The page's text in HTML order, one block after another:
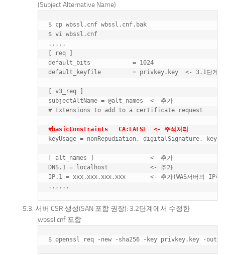
(Subject Alternative Name)
$ cp wbssl.cnf wbssl.cnf.bak
$ vi wbssl.cnf
.....
[ req ]
default_bits            = 1024
default_keyfile         = privkey.key  <- 3.1단계에서
[ v3_req ]
subjectAltName = @alt_names  <- 추가
# Extensions to add to a certificate request
#basicConstraints = CA:FALSE  <- 주석처리
keyUsage = nonRepudiation, digitalSignature,
[ alt_names ]                <- 추가
DNS.1 = localhost            <- 추가
IP.1 = xxx.xxx.xxx.xxx       <- 추가(WAS서버의 IP주
서버 CSR 생성(SAN 포함 권장): 3.2단계에서 수정한
wbssl.cnf 포함